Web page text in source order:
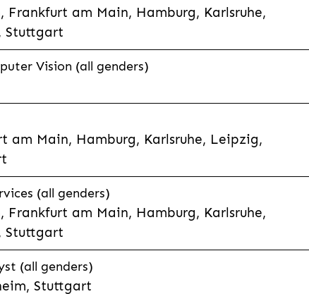
Frankfurt am Main, Hamburg, Karlsruhe,
Stuttgart
Vision (all genders)
am Main, Hamburg, Karlsruhe, Leipzig,
(all genders)
Frankfurt am Main, Hamburg, Karlsruhe,
Stuttgart
(all genders)
Stuttgart